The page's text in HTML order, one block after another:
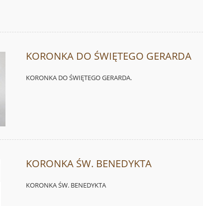
KORONKA DO ŚWIĘTEGO GERARDA
KORONKA DO ŚWIĘTEGO GERARDA.
KORONKA ŚW. BENEDYKTA
KORONKA ŚW. BENEDYKTA